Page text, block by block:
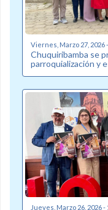
Viernes, Marzo 27, 2026
Chuquiribamba se
parroquialización y
Jueves, Marzo 26, 2026 -